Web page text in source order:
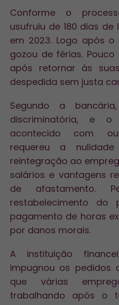
Conforme o
usufruiu de 180 dias
em 2023. Logo após
gozou de férias.
após retornar às
despedida sem justa
Segundo a
discriminatória, e
acontecido com
requereu a
reintegração ao
salários e vantagens
de afastamento.
restabelecimento
pagamento de horas
por danos morais.
A instituição
impugnou os pedidos
que várias
trabalhando após o